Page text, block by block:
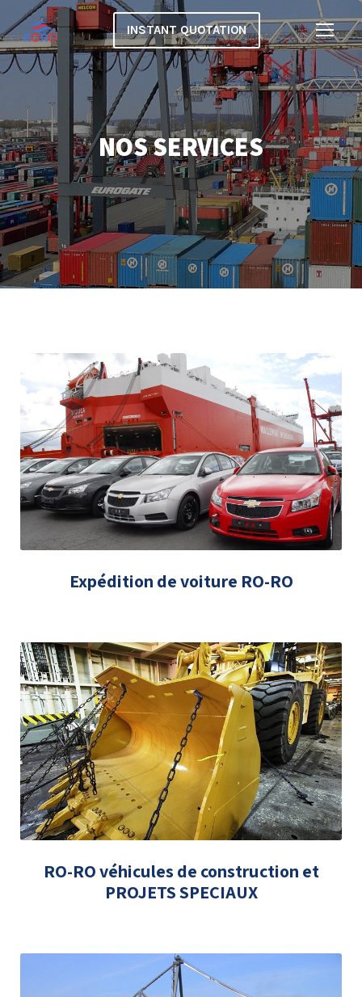
INSTANT QUOTATION
NOS SERVICES
Expédition de voiture RO-RO
RO-RO véhicules de construction et
PROJETS SPECIAUX